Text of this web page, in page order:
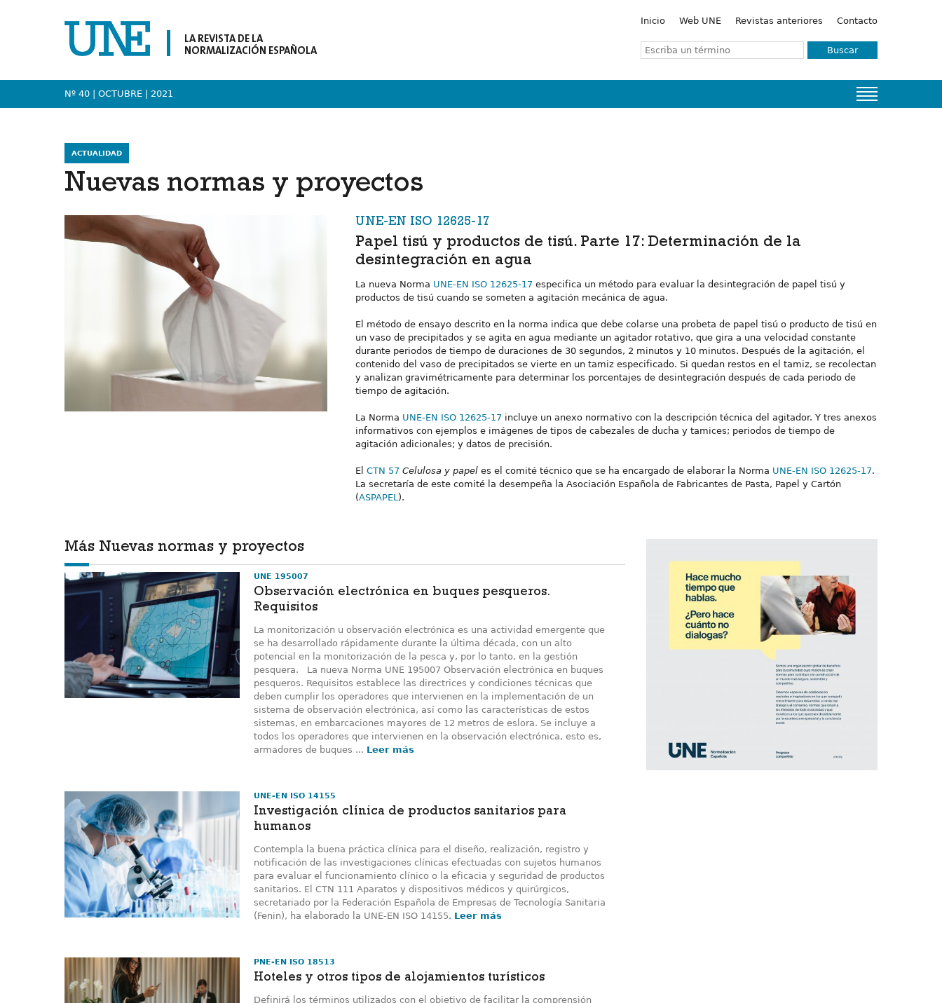
LA REVISTA DE LA
NORMALIZACIÓN ESPAÑOLA
Inicio Web UNE Revistas anteriores Contacto
Buscar
Nº 40 | OCTUBRE | 2021
ACTUALIDAD
Nuevas normas y proyectos
UNE-EN ISO 12625-17
Papel tisú y productos de tisú. Parte 17: Determinación de la
desintegración en agua
La nueva Norma UNE-EN ISO 12625-17 especifica un método para evaluar la desintegración de papel tisú y
productos de tisú cuando se someten a agitación mecánica de agua.
El método de ensayo descrito en la norma indica que debe colarse una probeta de papel tisú o producto de tisú en
un vaso de precipitados y se agita en agua mediante un agitador rotativo, que gira a una velocidad constante
durante periodos de tiempo de duraciones de 30 segundos, 2 minutos y 10 minutos. Después de la agitación, el
contenido del vaso de precipitados se vierte en un tamiz especificado. Si quedan restos en el tamiz, se recolectan
y analizan gravimétricamente para determinar los porcentajes de desintegración después de cada periodo de
tiempo de agitación.
La Norma UNE-EN ISO 12625-17 incluye un anexo normativo con la descripción técnica del agitador. Y tres anexos
informativos con ejemplos e imágenes de tipos de cabezales de ducha y tamices; periodos de tiempo de
agitación adicionales; y datos de precisión.
El CTN 57 Celulosa y papel es el comité técnico que se ha encargado de elaborar la Norma UNE-EN ISO 12625-17.
La secretaría de este comité la desempeña la Asociación Española de Fabricantes de Pasta, Papel y Cartón
(ASPAPEL).
Más Nuevas normas y proyectos
UNE 195007
Observación electrónica en buques pesqueros.
Requisitos
La monitorización u observación electrónica es una actividad emergente que
se ha desarrollado rápidamente durante la última década, con un alto
potencial en la monitorización de la pesca y, por lo tanto, en la gestión
pesquera. La nueva Norma UNE 195007 Observación electrónica en buques
pesqueros. Requisitos establece las directrices y condiciones técnicas que
deben cumplir los operadores que intervienen en la implementación de un
sistema de observación electrónica, así como las características de estos
sistemas, en embarcaciones mayores de 12 metros de eslora. Se incluye a
todos los operadores que intervienen en la observación electrónica, esto es,
armadores de buques ... Leer más
UNE-EN ISO 14155
Investigación clínica de productos sanitarios para
humanos
Contempla la buena práctica clínica para el diseño, realización, registro y
notificación de las investigaciones clínicas efectuadas con sujetos humanos
para evaluar el funcionamiento clínico o la eficacia y seguridad de productos
sanitarios. El CTN 111 Aparatos y dispositivos médicos y quirúrgicos,
secretariado por la Federación Española de Empresas de Tecnología Sanitaria
(Fenin), ha elaborado la UNE-EN ISO 14155. Leer más
PNE-EN ISO 18513
Hoteles y otros tipos de alojamientos turísticos
Definirá los términos utilizados con el objetivo de facilitar la comprensión